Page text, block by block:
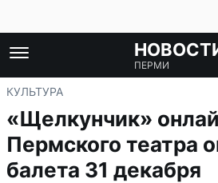
ПЕРМИ
КУЛЬТУРА
«Щелкунчик»
Пермского театра
балета 31 декабря